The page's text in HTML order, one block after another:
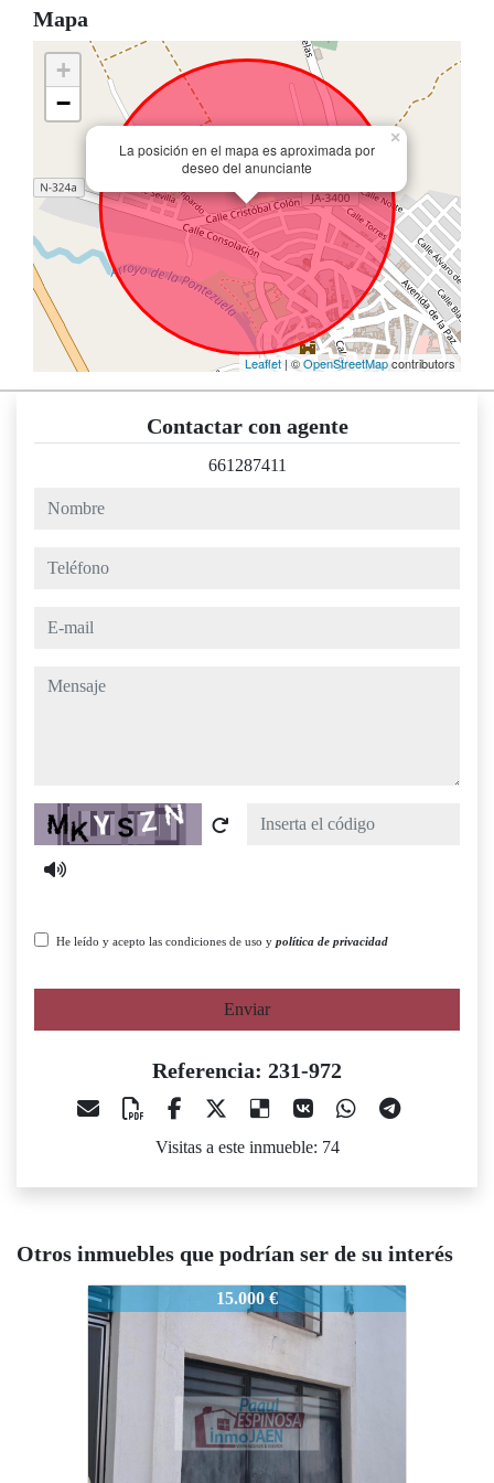
Mapa
La posición en el mapa es aproximada por
deseo del anunciante
×
+
−
Leaflet| ©OpenStreetMapcontributors
Contactar con agente
661287411
nombre
teléfono
e-mail
mensaje
Captcha
He leído y acepto las condiciones de uso y política de privacidad
Enviar
Referencia: 231-972
Visitas a este inmueble: 74
Otros inmuebles que podrían ser de su interés
231-972
15.000 €
231-972 27.000 €